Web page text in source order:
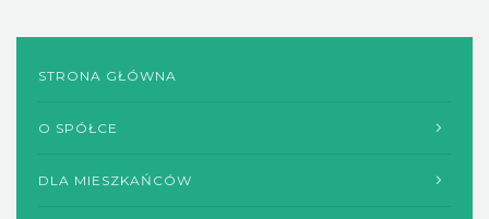
STRONA GŁÓWNA
O SPÓŁCE
DLA MIESZKAŃCÓW